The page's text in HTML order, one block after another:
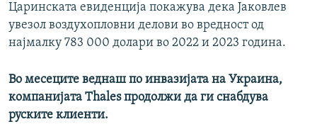
Царинската евиденција покажува дека Јаковлев
увезол воздухопловни делови во вредност од
најмалку 783 000 долари во 2022 и 2023 година.
Во месеците веднаш по инвазијата на Украина,
компанијата Thales продолжи да ги снабдува
руските клиенти.